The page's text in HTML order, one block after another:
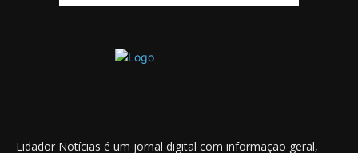
Lidador Notícias é um jornal digital com informação geral,